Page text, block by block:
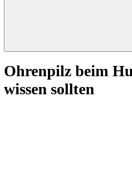
Ohrenpilz beim
wissen sollten